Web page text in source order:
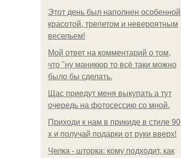
Этот день был наполнен особенной
красотой, трепетом и невероятным
весельем!
Мой ответ на комментарий о том,
что "ну маникюр то всё таки можно
было бы сделать.
Щас приедут меня выкупать а тут
очередь на фотосессию со мной.
Приходи к нам в прикиде в стиле 90
х и получай подарки от руки вверх!
Челка - шторка: кому подходит, как